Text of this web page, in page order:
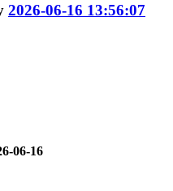
2026-06-16 13:56:07
06-16